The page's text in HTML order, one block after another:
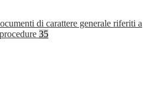
di carattere generale riferiti a
35